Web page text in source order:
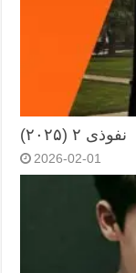
نفوذی ۲ (۲۰۲۵)
2026-02-01